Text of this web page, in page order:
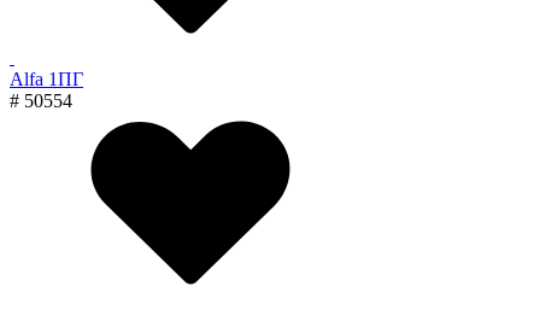
Alfa 1ПГ
# 50554